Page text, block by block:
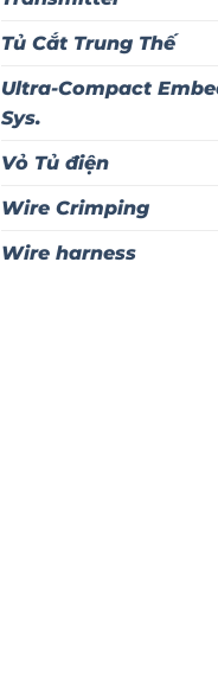
Tủ Cắt Trung Thế
Ultra-Compact
Sys.
Vỏ Tủ điện
Wire Crimping
Wire harness